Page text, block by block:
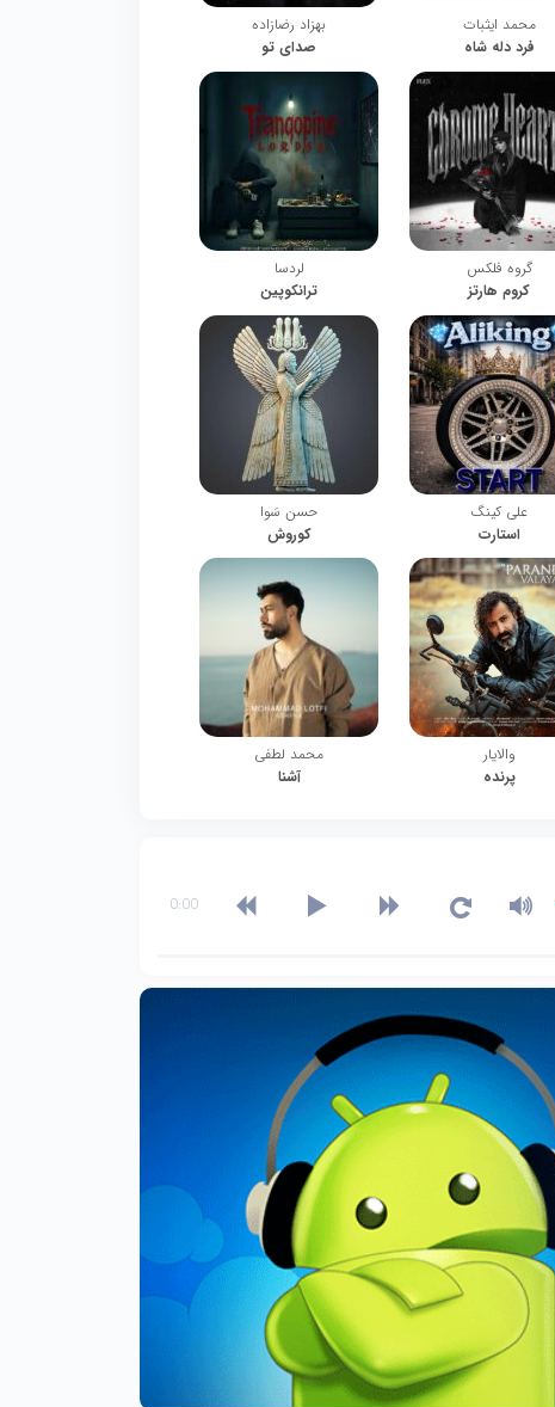
محمد ایثبات
فرد دله شاه
بهزاد رضازاده
صدای تو
گروه فلکس
کروم هارتز
لردسا
ترانکوپین
علی کینگ
استارت
حسن سَوا
کوروش
والایار
پرنده
محمد لطفی
آشنا
0:00